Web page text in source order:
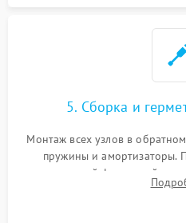
5. Сборка и
Монтаж всех узлов в
пружины и амортизаторы.
надежной фиксацией
герметиком для